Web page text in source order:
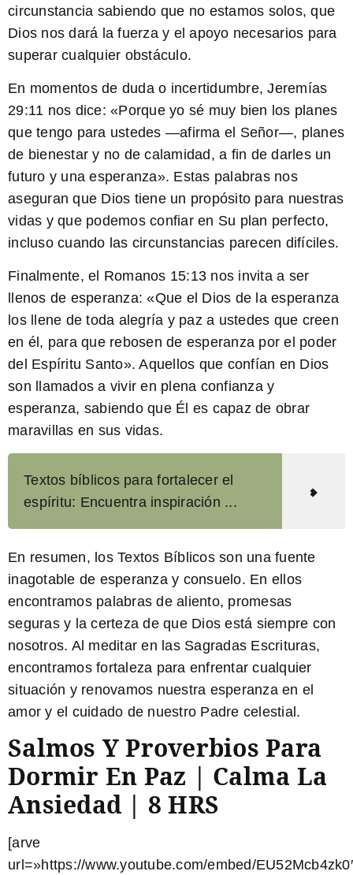
circunstancia sabiendo que no estamos solos, que
Dios nos dará la fuerza y el apoyo necesarios para
superar cualquier obstáculo.
En momentos de duda o incertidumbre,Jeremías
29:11 nos dice: «Porque yo sé muy bien los planes
que tengo para ustedes —afirma el Señor—, planes
de bienestar y no de calamidad, a fin de darles un
futuro y una esperanza». Estas palabras nos
aseguran que Dios tiene un propósito para nuestras
vidas y que podemos confiar en Su plan perfecto,
incluso cuando las circunstancias parecen difíciles.
Finalmente, el Romanos 15:13 nos invita a ser
llenos de esperanza: «Que el Dios de la esperanza
los llene de toda alegría y paz a ustedes que creen
en él, para que rebosen de esperanza por el poder
del Espíritu Santo». Aquellos que confían en Dios
son llamados a vivir en plena confianza y
esperanza, sabiendo que Él es capaz de obrar
maravillas en sus vidas.
Textos bíblicos para fortalecer el
espíritu: Encuentra inspiración ...
En resumen, los Textos Bíblicos son una fuente
inagotable de esperanza y consuelo. En ellos
encontramos palabras de aliento, promesas
seguras y la certeza de que Dios está siempre con
nosotros. Al meditar en las Sagradas Escrituras,
encontramos fortaleza para enfrentar cualquier
situación y renovamos nuestra esperanza en el
amor y el cuidado de nuestro Padre celestial.
Salmos Y Proverbios Para
Dormir En Paz | Calma La
Ansiedad | 8 HRS
[arve
url=»https://www.youtube.com/embed/